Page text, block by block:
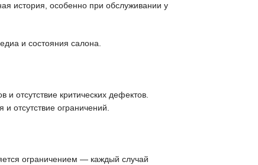
история, особенно при обслуживании у
и состояния салона.
и отсутствие критических дефектов.
отсутствие ограничений.
ограничением — каждый случай